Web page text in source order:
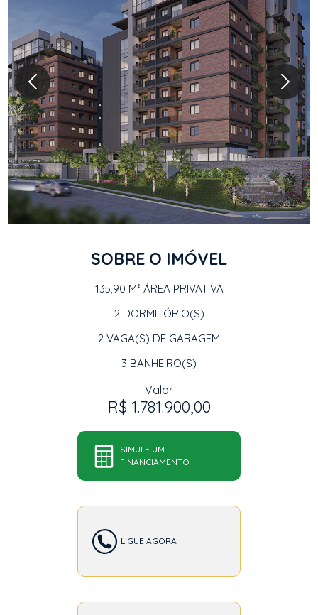
SOBRE O IMÓVEL
135,90 M² ÁREA PRIVATIVA
2DORMITÓRIO(S)
2 VAGA(S) DE GARAGEM
3 BANHEIRO(S)
Valor
R$ 1.781.900,00
SIMULE UM
FINANCIAMENTO
LIGUE AGORA